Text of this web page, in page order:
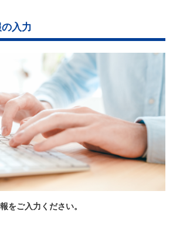
入力
をご入力ください。